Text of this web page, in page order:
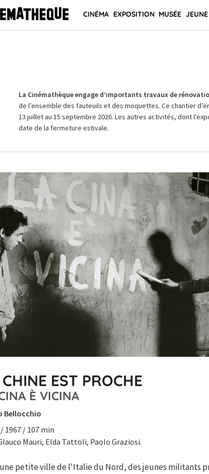
CINÉMA EXPOSITION MUSÉE
La Cinémathèque engage d’importants travaux de
de l’ensemble des fauteuils et des moquettes. Ce chantier
13 juillet au 15 septembre 2026. Les autres activités, dont
date de la fermeture estivale.
EST PROCHE
È VICINA
Bellocchio
1967 / 107 min
Mauri, Elda Tattoli, Paolo Graziosi.
une petite ville de l'Italie du Nord, des jeunes militants